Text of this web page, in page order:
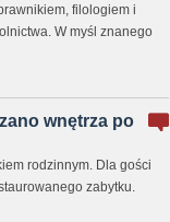
filologiem i
W myśl znanego
wnętrza po
rodzinnym. Dla gości
zabytku.